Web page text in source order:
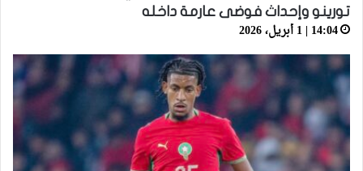
تورينو وإحداث فوضى عارمة داخله
14:04 | 1 أبريل، 2026